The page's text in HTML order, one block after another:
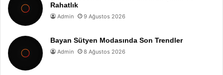
Rahatlık
Admin 9 Ağustos 2026
Bayan Sütyen Modasında Son Trendler
Admin 8 Ağustos 2026